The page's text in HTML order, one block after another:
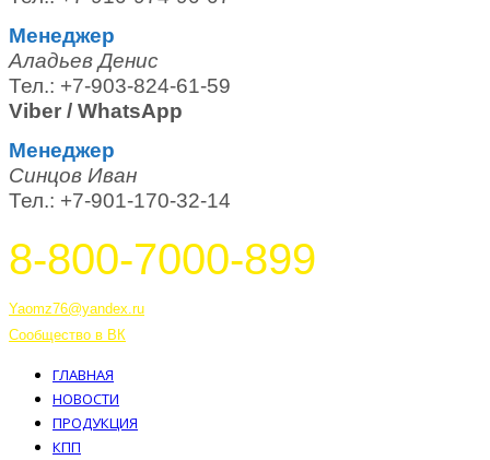
Менеджер
Аладьев Денис
Тел.: +7-903-824-61-59
Viber / WhatsApp
Менеджер
Синцов Иван
Тел.: +7-901-170-32-14
8-800-7000-899
Yaomz76@yandex.ru
Сообщество в ВК
ГЛАВНАЯ
НОВОСТИ
ПРОДУКЦИЯ
КПП